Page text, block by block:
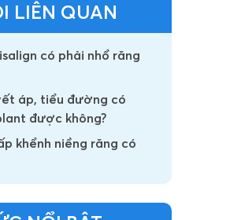
LIÊN QUAN
có phải nhổ răng
áp, tiểu đường có
được không?
khểnh niềng răng có